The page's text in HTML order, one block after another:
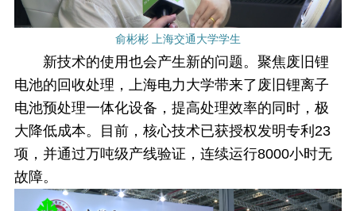
俞彬彬 上海交通大学学生
新技术的使用也会产生新的问题。聚焦废旧锂
电池的回收处理，上海电力大学带来了废旧锂离子
电池预处理一体化设备，提高处理效率的同时，极
大降低成本。目前，核心技术已获授权发明专利23
项，并通过万吨级产线验证，连续运行8000小时无
故障。